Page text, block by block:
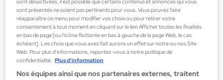
MEILLEURES
VENTES
sont présentés ne soient pas pertinents pour vous. Vous pouvez faire
réapparaître ce menu pour modifier vos choix ou pour retirer votre
consentement à tout moment en cliquant sur le lien Afficher toutes les finalités
en bas de page [ou l'icône flottante en bas à gauche de la page Web, le cas
échéant]. Les choix que vous avez fait aurons un effet sur notre ou nos Site
Web. Pour plus d’informations, reportez-vous à notre politique de
confidentialité. Plus d'information
Nos équipes ainsi que nos partenaires externes, traitent